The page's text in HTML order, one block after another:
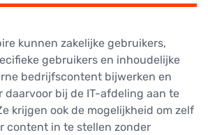
kunnen zakelijke gebruikers,
gebruikers en inhoudelijke
bedrijfscontent bijwerken en
daarvoor bij de IT-afdeling aan te
krijgen ook de mogelijkheid om zelf
content in te stellen zonder